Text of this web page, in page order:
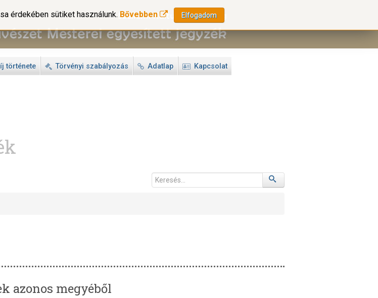
története Törvényi szabályozás Adatlap Kapcsolat
érdekében sütiket használunk. Bővebben Elfogadom
azonos megyéből